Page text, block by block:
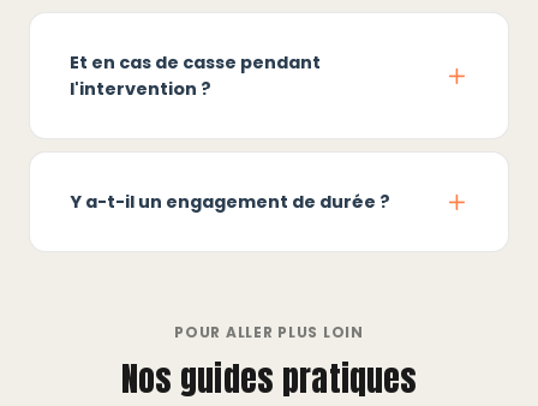
Et en cas de casse pendant
l'intervention ?
Y a-t-il un engagement de durée ?
POUR ALLER PLUS LOIN
Nos guides pratiques